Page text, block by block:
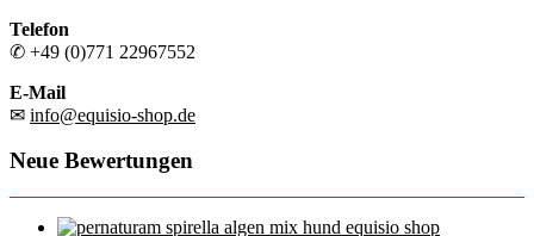
Telefon
✆ +49 (0)771 22967552
E-Mail
✉ info@equisio-shop.de
Neue Bewertungen